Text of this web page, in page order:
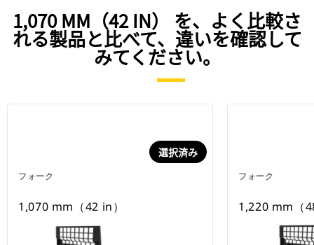
1,070 MM（42 IN） を、よく比較さ
れる製品と比べて、違いを確認して
みてください。
フォーク
選択済み
1,070 mm（42 in）
フォーク
1,220 mm（